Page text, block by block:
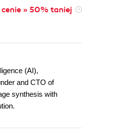
cenie » 50% taniej
(AI),
and CTO of
synthesis with